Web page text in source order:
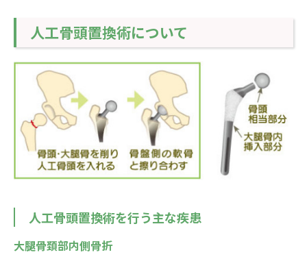
人工骨頭置換術について
人工骨頭置換術を行う主な疾患
大腿骨頚部内側骨折